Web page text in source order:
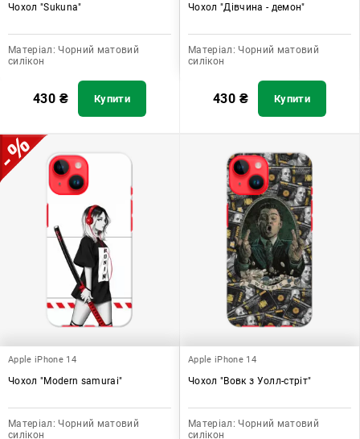
Чохол "Sukuna"
Матеріал: Чорний матовий
силікон
430 ₴ Купити
Чохол "Дівчина - демон"
Матеріал: Чорний матовий
силікон
430 ₴ Купити
Apple iPhone 14
Чохол "Modern samurai"
Матеріал: Чорний матовий
силікон
Apple iPhone 14
Чохол "Вовк з Уолл-стріт"
Матеріал: Чорний матовий
силікон